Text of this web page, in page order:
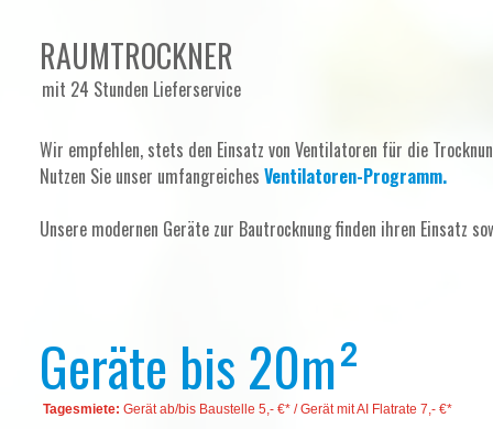
RAUMTROCKNER
mit 24 Stunden Lieferservice
Wir empfehlen, stets den Einsatz von Ventilatoren für die
Nutzen Sie unser umfangreiches Ventilatoren-Programm.
Unsere modernen Geräte zur Bautrocknung finden ihren Einsatz
Geräte bis 20m²
Tagesmiete: Gerät ab/bis Baustelle 5,- €* / Gerät mit AI Flatrate 7,- €*